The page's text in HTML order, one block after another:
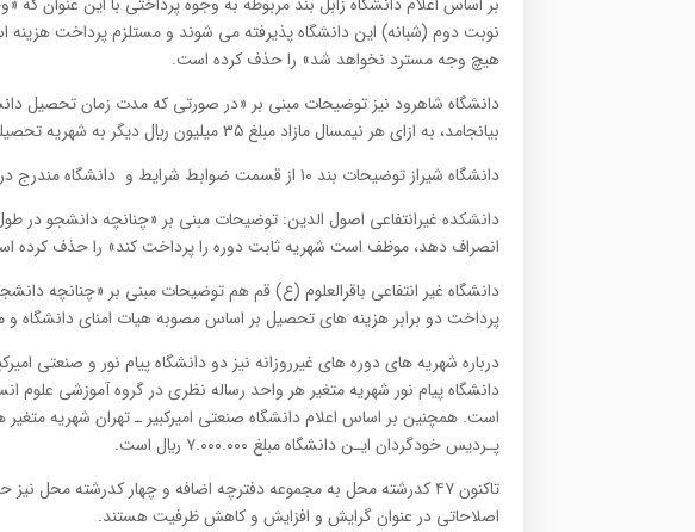
ﻧﻮﺑﺖ دوم (ﺷﺒﺎﻧﻪ) اﻳﻦ داﻧﺸﮕﺎه ﭘﺬﻳﺮﻓﺘﻪ می ﺷﻮﻧﺪ و ﻣﺴﺘﻠﺰم ﭘﺮداﺧﺖ
ﻫﻴﭻ وﺟﻪ ﻣﺴﺘﺮد ﻧﺨﻮاﻫﺪ ﺷﺪ» را حذف کرده است.
ﺑﻴﺎﻧﺠﺎﻣﺪ، به ازای ﻫﺮ ﻧﻴﻤﺴﺎل ﻣﺎزاد ﻣﺒﻠﻎ ۳۵ میلیون ريال دیگر به ﺷﻬﺮﻳﻪ تحصیلی اضافه خواهد شد» را حذف کرده است.
دانشگاه ﺷﻴﺮاز ﺗﻮﺿﻴﺤﺎت ﺑﻨﺪ ۱۰ از ﻗﺴﻤﺖ ﺿﻮاﺑﻂ ﺷﺮاﻳﻂ و دانشگاه ﻣﻨﺪرج در ﺻﻔﺤﻪ ۹۱ دﻓﺘﺮﭼﻪ راﻫﻨﻤﺎ اﺳﺖ را ﺣﺬف کرده است.
داﻧﺸﻜﺪه ﻏﻴﺮاﻧﺘﻔﺎعی اصول اﻟﺪﻳﻦ: ﺗﻮﺿﻴﺤﺎت مبنی بر «ﭼﻨﺎﻧﭽﻪ دانشجو در
اﻧﺼﺮاف دهد، ﻣﻮﻇﻒ اﺳﺖ ﺷﻬﺮﻳﻪ ﺛﺎﺑﺖ دوره را ﭘﺮداﺧﺖ کند» را حذف کرده
دانشگاه غیر انتفاعی ﺑﺎﻗﺮاﻟﻌﻠﻮم (ع) ﻗﻢ هم ﺗﻮﺿﻴﺤﺎت مبنی بر «ﭼﻨﺎﻧﭽﻪ
پرداخت دو برابر هزینه های تحصیل بر اساس مصوبه هیات امنای دانشگاه
درباره شهریه های دوره های غیرروزانه نیز دو دانشگاه پیام نور و صنعتی
است. همچنین بر اساس اعلام دانشگاه صنعتی اﻣﻴﺮﻛﺒﻴﺮ ـ ﺗﻬﺮان ﺷﻬﺮﻳﻪ
ﭘـﺮدﻳﺲ ﺧﻮدﮔﺮدان اﻳـﻦ داﻧﺸﮕﺎه مبلغ ۷.۰۰۰.۰۰۰ ريال است.
اصلاحاتی در عنوان گرایش و افزایش و کاهش ظرفیت هستند.